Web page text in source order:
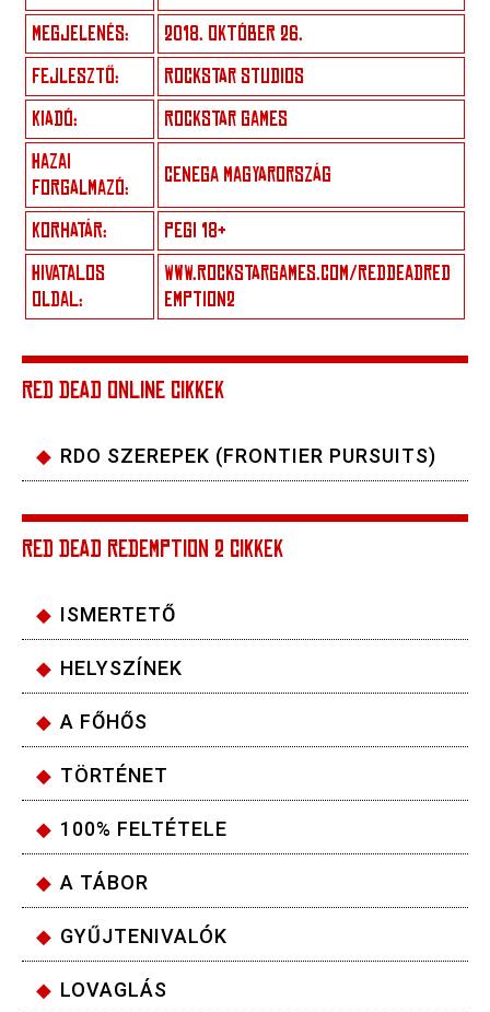
MEGJELENÉS:
2018. OKTÓBER 26.
FEJLESZTŐ:
ROCKSTAR STUDIOS
KIADÓ:
ROCKSTAR GAMES
HAZAI
FORGALMAZÓ:
CENEGA MAGYARORSZÁG
KORHATÁR:
PEGI 18+
HIVATALOS
OLDAL:
WWW.ROCKSTARGAMES.COM/REDDEADRED
EMPTION2
RED DEAD ONLINE CIKKEK
RDO SZEREPEK (FRONTIER PURSUITS)
RED DEAD REDEMPTION 2 CIKKEK
ISMERTETŐ
HELYSZÍNEK
A FŐHŐS
TÖRTÉNET
100% FELTÉTELE
A TÁBOR
GYŰJTENIVALÓK
LOVAGLÁS